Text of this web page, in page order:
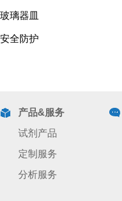
玻璃器皿
安全防护
产品&服务
试剂产品
定制服务
分析服务